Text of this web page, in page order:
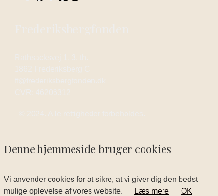
Denne hjemmeside bruger cookies
Vi anvender cookies for at sikre, at vi giver dig den bedst
mulige oplevelse af vores website.
Læs mere
OK